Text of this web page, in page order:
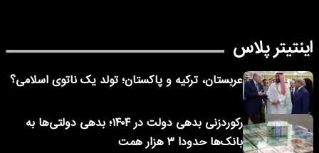
اینتیتر پلاس
عربستان، ترکیه و پاکستان؛ تولد یک ناتوی اسلامی؟
رکوردزنی بدهی دولت در ۱۴۰۴؛ بدهی دولتی‌ها به
بانک‌ها حدودا ۳ هزار همت